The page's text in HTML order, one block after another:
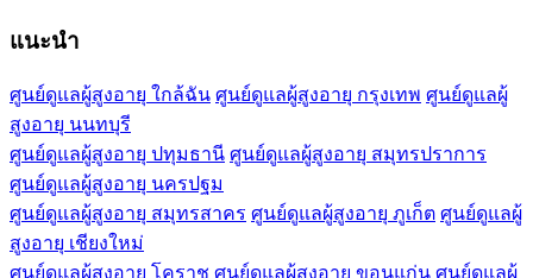
แนะนำ
ศูนย์ดูแลผู้สูงอายุ ใกล้ฉัน ศูนย์ดูแลผู้สูงอายุ กรุงเทพ ศูนย์ดูแลผู้
สูงอายุ นนทบุรี
ศูนย์ดูแลผู้สูงอายุ ปทุมธานี ศูนย์ดูแลผู้สูงอายุ สมุทรปราการ
ศูนย์ดูแลผู้สูงอายุ นครปฐม
ศูนย์ดูแลผู้สูงอายุ สมุทรสาคร ศูนย์ดูแลผู้สูงอายุ ภูเก็ต ศูนย์ดูแลผู้
สูงอายุ เชียงใหม่
ศูนย์ดูแลผู้สูงอายุ โคราช ศูนย์ดูแลผู้สูงอายุ ขอนแก่น ศูนย์ดูแลผู้